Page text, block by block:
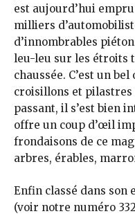
est aujourd’hui
milliers
d’innombrables
leu-leu sur les étroits
chaussée. C’est un
croisillons et pilastres
passant, il s’est bien
offre un coup d’œil
frondaisons de ce
arbres, érables,
Enfin classé dans son
(voir notre numéro